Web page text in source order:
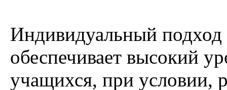
Индивидуальный подход
обеспечивает высокий
учащихся, при условии,